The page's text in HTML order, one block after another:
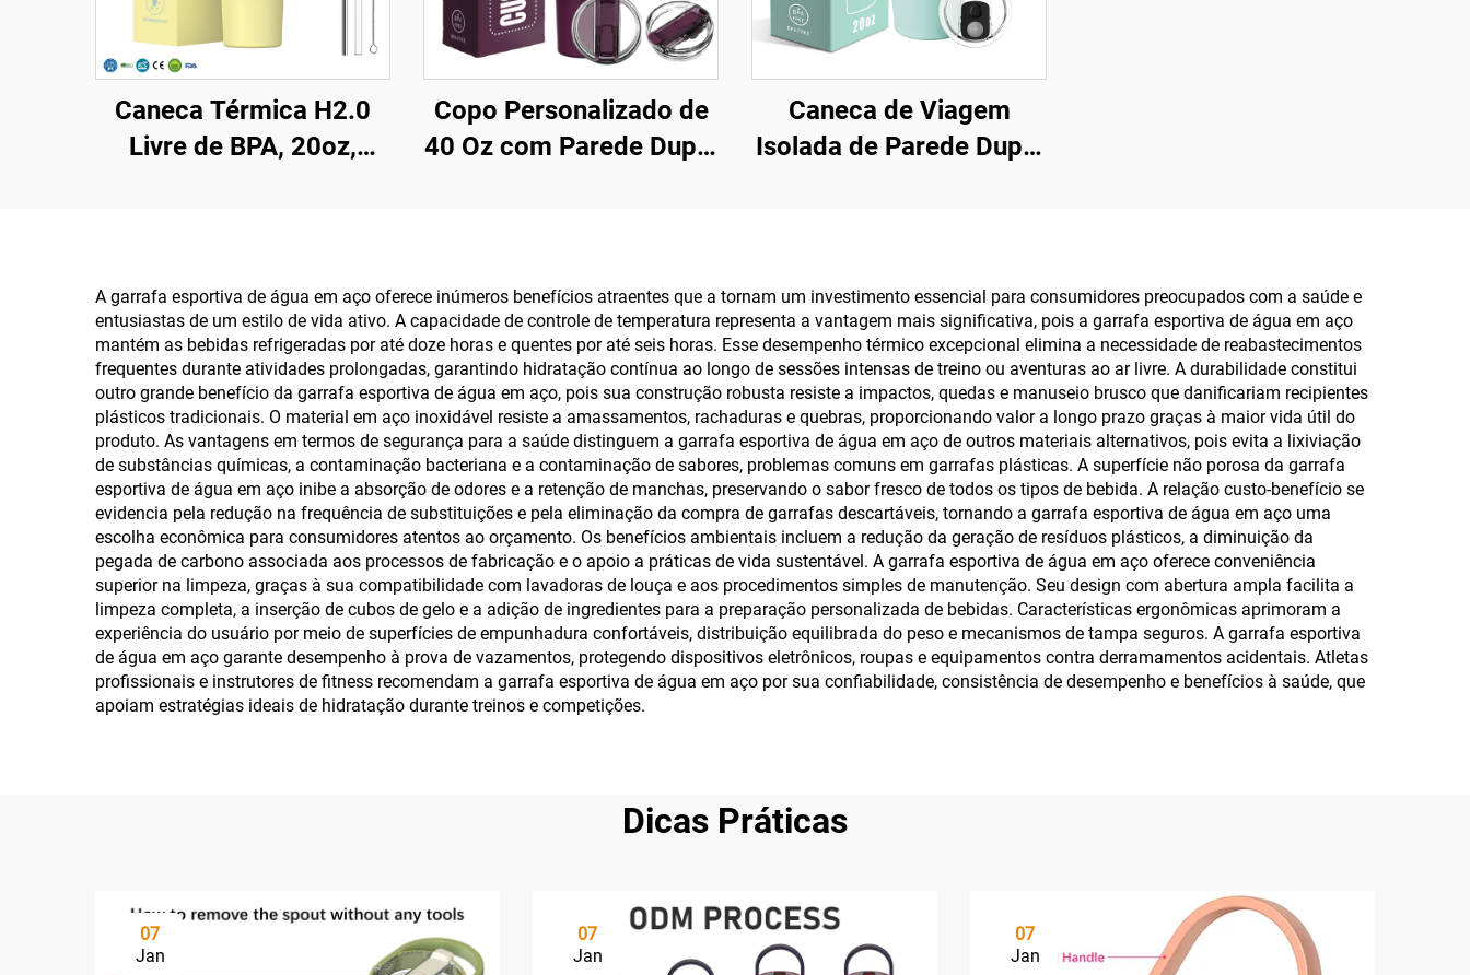
Caneca Térmica H2.0
Livre de BPA, 20oz,
Copo de Aço Inoxidável
Isolado
Copo Personalizado de
40 Oz com Parede Dupla
Caneca de Viagem para
Café, Conjunto Presente
para Escritório
Caneca de Viagem
Isolada de Parede Dupla
Canecas de Aço
Inoxidável
A garrafa esportiva de água em aço oferece inúmeros benefícios atraentes que a tornam um investimento essencial para consumidores preocupados com a saúde e
entusiastas de um estilo de vida ativo. A capacidade de controle de temperatura representa a vantagem mais significativa, pois a garrafa esportiva de água em aço
mantém as bebidas refrigeradas por até doze horas e quentes por até seis horas. Esse desempenho térmico excepcional elimina a necessidade de reabastecimentos
frequentes durante atividades prolongadas, garantindo hidratação contínua ao longo de sessões intensas de treino ou aventuras ao ar livre. A durabilidade constitui
outro grande benefício da garrafa esportiva de água em aço, pois sua construção robusta resiste a impactos, quedas e manuseio brusco que danificariam recipientes
plásticos tradicionais. O material em aço inoxidável resiste a amassamentos, rachaduras e quebras, proporcionando valor a longo prazo graças à maior vida útil do
produto. As vantagens em termos de segurança para a saúde distinguem a garrafa esportiva de água em aço de outros materiais alternativos, pois evita a lixiviação
de substâncias químicas, a contaminação bacteriana e a contaminação de sabores, problemas comuns em garrafas plásticas. A superfície não porosa da garrafa
esportiva de água em aço inibe a absorção de odores e a retenção de manchas, preservando o sabor fresco de todos os tipos de bebida. A relação custo-benefício se
evidencia pela redução na frequência de substituições e pela eliminação da compra de garrafas descartáveis, tornando a garrafa esportiva de água em aço uma
escolha econômica para consumidores atentos ao orçamento. Os benefícios ambientais incluem a redução da geração de resíduos plásticos, a diminuição da
pegada de carbono associada aos processos de fabricação e o apoio a práticas de vida sustentável. A garrafa esportiva de água em aço oferece conveniência
superior na limpeza, graças à sua compatibilidade com lavadoras de louça e aos procedimentos simples de manutenção. Seu design com abertura ampla facilita a
limpeza completa, a inserção de cubos de gelo e a adição de ingredientes para a preparação personalizada de bebidas. Características ergonômicas aprimoram a
experiência do usuário por meio de superfícies de empunhadura confortáveis, distribuição equilibrada do peso e mecanismos de tampa seguros. A garrafa esportiva
de água em aço garante desempenho à prova de vazamentos, protegendo dispositivos eletrônicos, roupas e equipamentos contra derramamentos acidentais. Atletas
profissionais e instrutores de fitness recomendam a garrafa esportiva de água em aço por sua confiabilidade, consistência de desempenho e benefícios à saúde, que
apoiam estratégias ideais de hidratação durante treinos e competições.
Dicas Práticas
07
Jan
07
Jan
07
Jan